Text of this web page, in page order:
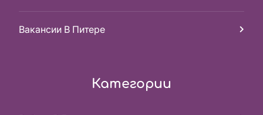
Вакансии В Питере
Категории